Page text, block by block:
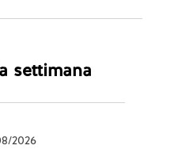
settimana
2026